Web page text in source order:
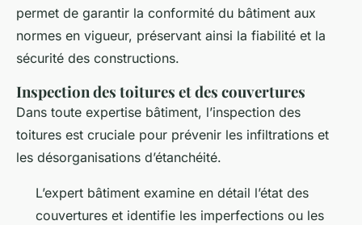
permet de garantir la conformité du bâtiment aux
normes en vigueur, préservant ainsi la fiabilité et la
sécurité des constructions.
Inspection des toitures et des couvertures
Dans toute expertise bâtiment, l’inspection des
toitures est cruciale pour prévenir les infiltrations et
les désorganisations d’étanchéité.
L’expert bâtiment examine en détail l’état des
couvertures et identifie les imperfections ou les